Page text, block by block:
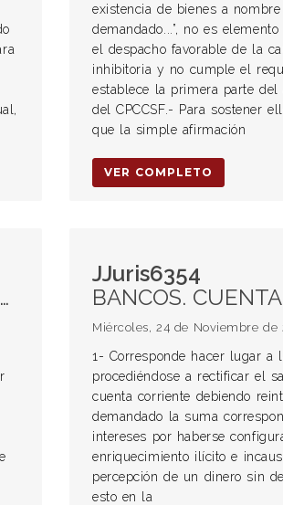
existencia de bienes a nombre
demandado...”, no es
el despacho favorable de la
inhibitoria y no cumple el
establece la primera parte del
del CPCCSF.- Para sostener
que la simple afirmación
VER COMPLETO
JJuris6354
BANCOS. CUENTA CORRIENTE BANCARIA. Enriquecimiento sin causa. PRESCRIPCIÓN.
Miércoles, 24 de Noviembre de
1- Corresponde hacer lugar a
procediéndose a rectificar el
cuenta corriente debiendo
demandado la suma
intereses por haberse
enriquecimiento ilícito e
percepción de un dinero sin
esto en la